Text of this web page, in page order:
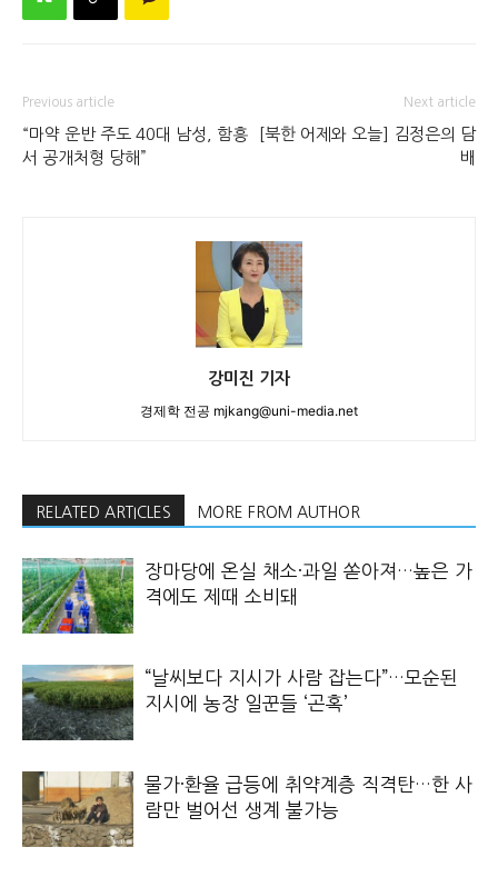
Previous article
“마약 운반 주도 40대 남성, 함흥
서 공개처형 당해”
Next article
[북한 어제와 오늘] 김정은의 담
배
강미진 기자
경제학 전공 mjkang@uni-media.net
RELATED ARTICLES MORE FROM AUTHOR
장마당에 온실 채소·과일 쏟아져…높은 가
격에도 제때 소비돼
“날씨보다 지시가 사람 잡는다”…모순된
지시에 농장 일꾼들 ‘곤혹’
물가·환율 급등에 취약계층 직격탄…한 사
람만 벌어선 생계 불가능